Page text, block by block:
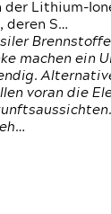
der Lithium-
deren S…
machen ein
voran die